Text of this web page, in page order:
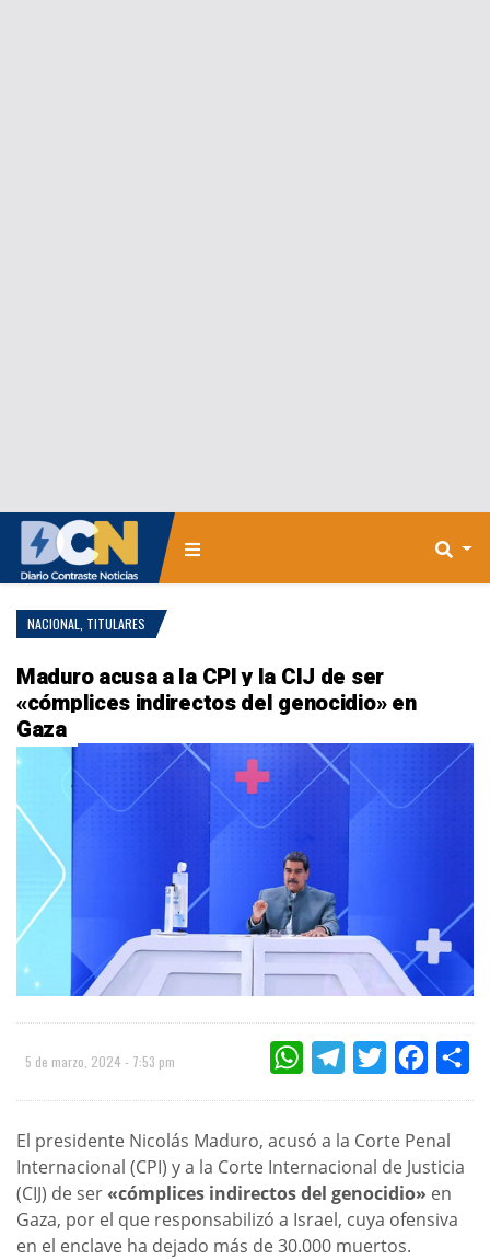
NACIONAL TITULARES
Maduro acusa a la CPI y la CIJ de ser
«cómplices indirectos del genocidio» en
Gaza
5 de marzo, 2024 - 7:53 pm WHATSAPPTELEGRAMTWITTER
El presidente Nicolás Maduro, acusó a la Corte Penal
Internacional (CPI) y a la Corte Internacional de Justicia
(CIJ) de ser«cómplices indirectos del genocidio» en
Gaza, por el que responsabilizó a Israel, cuya ofensiva
en el enclave ha dejado más de 30.000 muertos.